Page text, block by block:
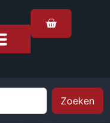
Zoeken